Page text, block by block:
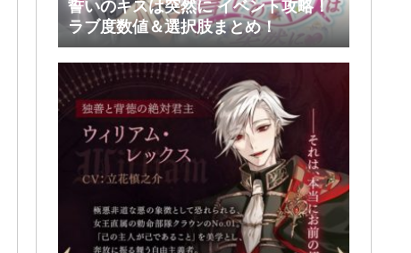
誓いのキスは突然に イベント攻略！
ラブ度数値＆選択肢まとめ！